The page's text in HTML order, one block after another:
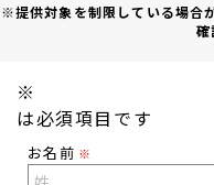
※提供対象を制限している場合
確
※
は必須項目です
お名前 ※